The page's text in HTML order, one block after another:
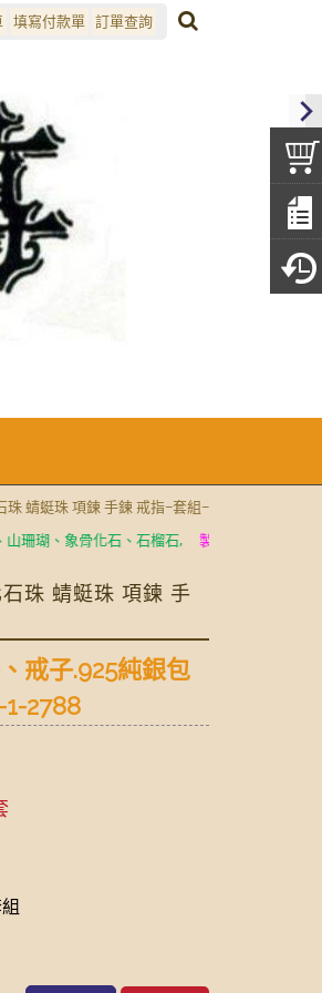
填寫付款單 訂單查詢
蜻蜓珠 項鍊 手鍊 戒指~套組~
、象骨化石、石榴石, 製成耳環、項鍊、手鍊
珠 蜻蜓珠 項鍊 手
戒子.925純銀包
1-2788